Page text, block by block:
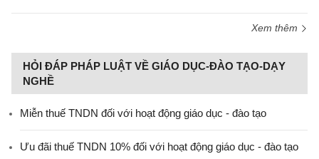
Xem thêm
HỎI ĐÁP PHÁP LUẬT VỀ GIÁO DỤC-ĐÀO TẠO-DẠY
NGHỀ
Miễn thuế TNDN đối với hoạt động giáo dục - đào tạo
Ưu đãi thuế TNDN 10% đối với hoạt động giáo dục - đào tạo